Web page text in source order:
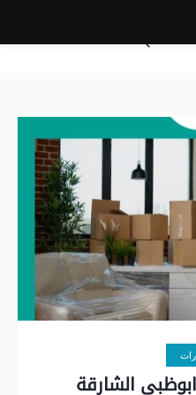
الشارقة